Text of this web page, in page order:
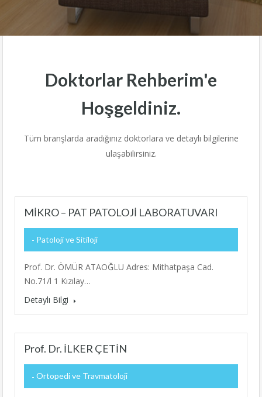
Doktorlar Rehberim'e
Hoşgeldiniz.
Tüm branşlarda aradığınız doktorlara ve detaylı bilgilerine
ulaşabilirsiniz.
MİKRO – PAT PATOLOJİ LABORATUVARI
Patoloji ve Sitiloji
Prof. Dr. ÖMÜR ATAOĞLU Adres: Mithatpaşa Cad.
No.71/l 1 Kızılay…
Detaylı Bilgi
Prof. Dr. İLKER ÇETİN
Ortopedi ve Travmatoloji